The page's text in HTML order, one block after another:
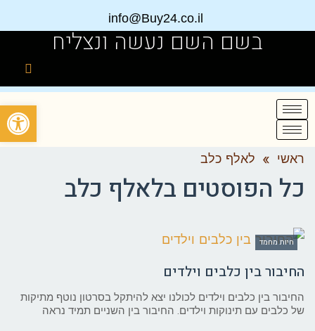
info@Buy24.co.il
בשם השם נעשה ונצליח
ראשי » לאלף כלב
כל הפוסטים בלאלף כלב
חיות מחמד
החיבור בין כלבים וילדים
החיבור בין כלבים וילדים לכולנו יצא להיתקל בסרטון נוטף מתיקות
של כלבים עם תינוקות וילדים. החיבור בין השניים תמיד נראה